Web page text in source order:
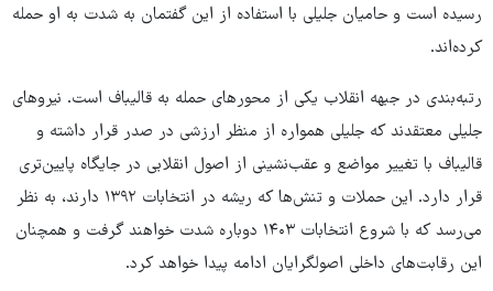
رسیده است و حامیان جلیلی با استفاده از این گفتمان به شدت به او حمله
کرده‌اند.
رتبه‌بندی در جبهه انقلاب یکی از محورهای حمله به قالیباف است. نیروهای
جلیلی معتقدند که جلیلی همواره از منظر ارزشی در صدر قرار داشته و
قالیباف با تغییر مواضع و عقب‌نشینی از اصول انقلابی در جایگاه پایین‌تری
قرار دارد. این حملات و تنش‌ها که ریشه در انتخابات ۱۳۹۲ دارند، به نظر
می‌رسد که با شروع انتخابات ۱۴۰۳ دوباره شدت خواهند گرفت و همچنان
این رقابت‌های داخلی اصولگرایان ادامه پیدا خواهد کرد.